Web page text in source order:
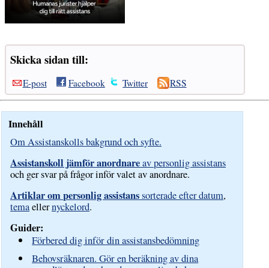
Skicka sidan till:
E-post Facebook Twitter RSS
Innehåll
Om Assistanskolls bakgrund och syfte.
Assistanskoll jämför anordnareav personlig assistans
och ger svar på frågor inför valet av anordnare.
Artiklar om personlig assistanssorterade efter datum,
temaellernyckelord.
Guider:
Förbered dig inför din assistansbedömning
Behovsräknaren. Gör en beräkning av dina